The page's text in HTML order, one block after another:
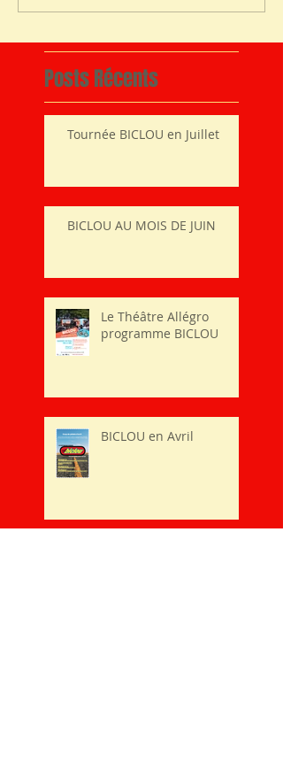
Posts Récents
Tournée BICLOU en Juillet
BICLOU AU MOIS DE JUIN
Le Théâtre Allégro
programme BICLOU
BICLOU en Avril